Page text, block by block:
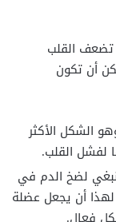
تضعف القلب
أن تكون
الشكل الأكثر
لفشل القلب.
لضخ الدم في
لهذا أن يجعل عضلة